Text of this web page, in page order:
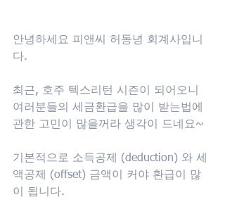
안녕하세요 피앤씨 허동녕 회계사입니
다.
최근, 호주 텍스리턴 시즌이 되어오니
여러분들의 세금환급을 많이 받는법에
관한 고민이 많을꺼라 생각이 드네요~
기본적으로 소득공제 (deduction) 와 세
액공제 (offset) 금액이 커야 환급이 많
이 됩니다.